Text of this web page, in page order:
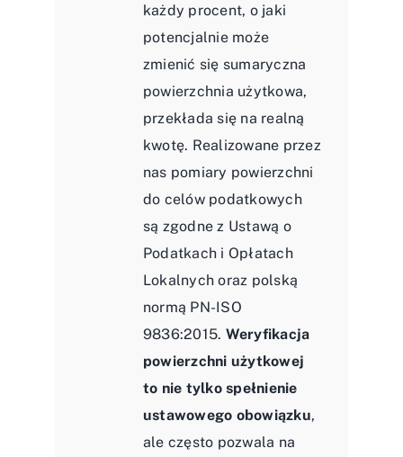
każdy procent, o jaki
potencjalnie może
zmienić się sumaryczna
powierzchnia użytkowa,
przekłada się na realną
kwotę. Realizowane przez
nas pomiary powierzchni
do celów podatkowych
są zgodne z Ustawą o
Podatkach i Opłatach
Lokalnych oraz polską
normą PN-ISO
9836:2015. Weryfikacja
powierzchni użytkowej
to nie tylko spełnienie
ustawowego obowiązku,
ale często pozwala na